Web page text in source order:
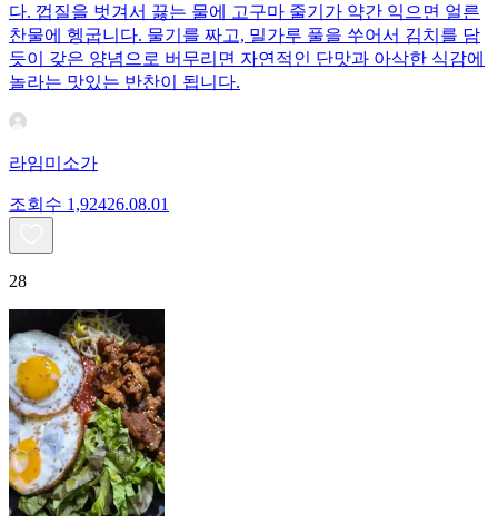
다. 껍질을 벗겨서 끓는 물에 고구마 줄기가 약간 익으면 얼른
찬물에 헹굽니다. 물기를 짜고, 밀가루 풀을 쑤어서 김치를 담
듯이 갖은 양념으로 버무리면 자연적인 단맛과 아삭한 식감에
놀라는 맛있는 반찬이 됩니다.
라임미소가
조회수 1,92426.08.01
28